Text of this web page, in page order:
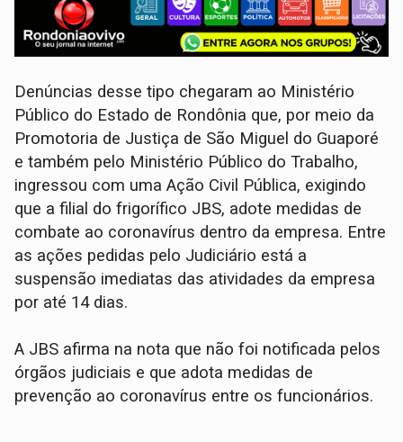
Denúncias desse tipo chegaram ao Ministério
Público do Estado de Rondônia que, por meio da
Promotoria de Justiça de São Miguel do Guaporé
e também pelo Ministério Público do Trabalho,
ingressou com uma Ação Civil Pública, exigindo
que a filial do frigorífico JBS, adote medidas de
combate ao coronavírus dentro da empresa. Entre
as ações pedidas pelo Judiciário está a
suspensão imediatas das atividades da empresa
por até 14 dias.
A JBS afirma na nota que não foi notificada pelos
órgãos judiciais e que adota medidas de
prevenção ao coronavírus entre os funcionários.